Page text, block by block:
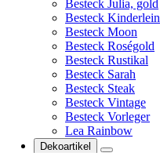
Besteck Julia, gold
Besteck Kinderlein
Besteck Moon
Besteck Roségold
Besteck Rustikal
Besteck Sarah
Besteck Steak
Besteck Vintage
Besteck Vorleger
Lea Rainbow
Dekoartikel